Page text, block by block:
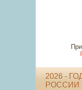
2026 -
РОССИИ